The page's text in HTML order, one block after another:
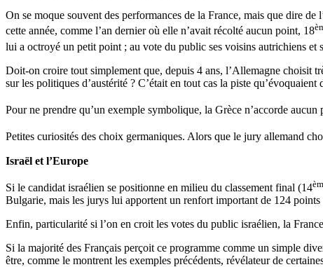
On se moque souvent des performances de la France, mais que dire
cette année, comme l’an dernier où elle n’avait récolté aucun point, 18
lui a octroyé un petit point ; au vote du public ses voisins autrichiens et
Doit-on croire tout simplement que, depuis 4 ans, l’Allemagne choisit
sur les politiques d’austérité ? C’était en tout cas la piste qu’évoquaient
Pour ne prendre qu’un exemple symbolique, la Grèce n’accorde
Petites curiosités des choix germaniques. Alors que le jury allemand
Israël et l’Europe
Si le candidat israélien se positionne en milieu du classement final (14
Bulgarie, mais les jurys lui apportent un renfort important de 124
Enfin, particularité si l’on en croit les votes du public israélien, la
Si la majorité des Français perçoit ce programme comme un simple
être, comme le montrent les exemples précédents, révélateur de